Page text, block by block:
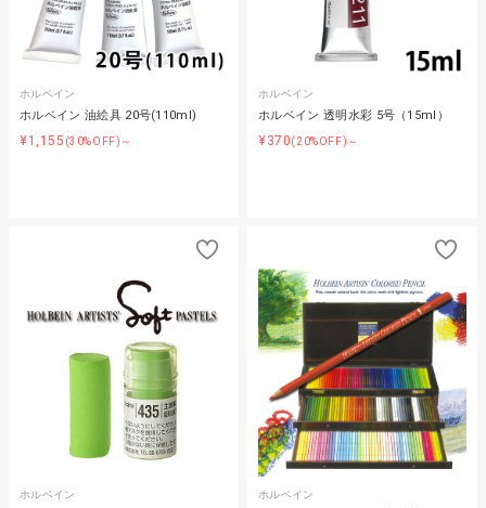
ホルベイン
ホルベイン 油絵具 20号(110ml)
¥1,155 (30%OFF)～
ホルベイン
ホルベイン 透明水彩 5号（15ml）
¥370(20%OFF)～
ホルベイン ホルベイン